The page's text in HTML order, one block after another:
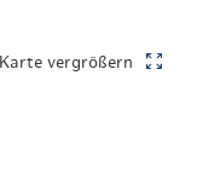
Karte vergrößern